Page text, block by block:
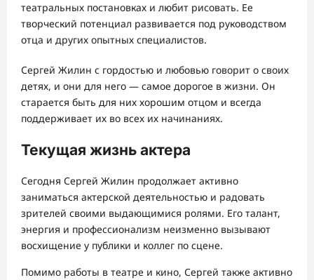
театральных постановках и любит рисовать. Ее
творческий потенциал развивается под руководством
отца и других опытных специалистов.
Сергей Жилин с гордостью и любовью говорит о своих
детях, и они для него — самое дорогое в жизни. Он
старается быть для них хорошим отцом и всегда
поддерживает их во всех их начинаниях.
Текущая жизнь актера
Сегодня Сергей Жилин продолжает активно
заниматься актерской деятельностью и радовать
зрителей своими выдающимися ролями. Его талант,
энергия и профессионализм неизменно вызывают
восхищение у публики и коллег по сцене.
Помимо работы в театре и кино, Сергей также активно